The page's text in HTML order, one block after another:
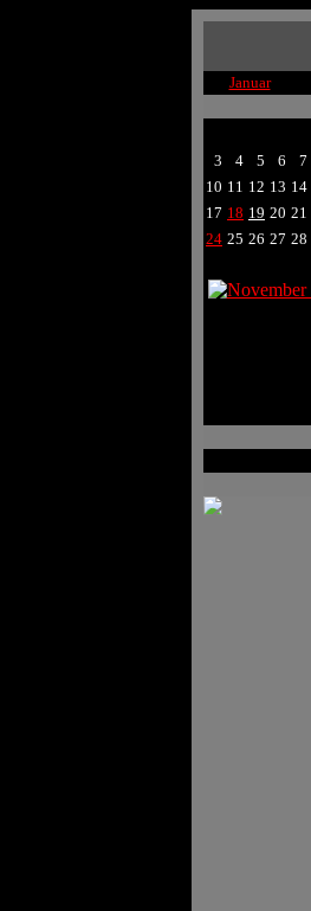
Januar
3
4 5 6 7
10 11 12 13 14
17 18 19 20 21
24 25 26 27 28